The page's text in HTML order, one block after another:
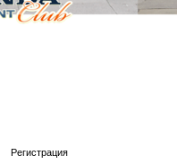
Регистрация